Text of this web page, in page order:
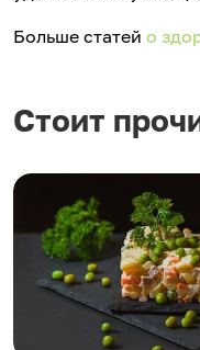
Больше статей о
Стоит